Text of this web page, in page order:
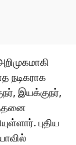
நடிகராக
இயக்குநர்,
புதிய